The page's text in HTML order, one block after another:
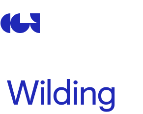
Centre de la Gravure et de